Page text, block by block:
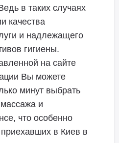
в таких случаях
качества
и надлежащего
гигиены.
на сайте
Вы можете
минут выбрать
и
что особенно
в Киев в